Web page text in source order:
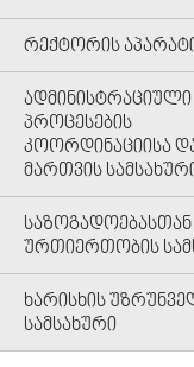
ᲠᲔᲥᲢᲝᲠᲘᲡ
ᲐᲓᲛᲘᲜᲘᲡᲢᲠᲐᲪᲘᲣᲚᲘ
ᲞᲠᲝᲪᲔᲡᲔᲑᲘᲡ
ᲙᲝᲝᲠᲓᲘᲜᲐᲪᲘᲘᲡᲐ
ᲛᲐᲠᲗᲕᲘᲡ
ᲡᲐᲖᲝᲒᲐᲓᲝᲔᲑᲐᲡᲗᲐᲜ
ᲣᲠᲗᲘᲔᲠᲗᲝᲑᲘᲡ
ᲮᲐᲠᲘᲡᲮᲘᲡ
ᲡᲐᲛᲡᲐᲮᲣᲠᲘ